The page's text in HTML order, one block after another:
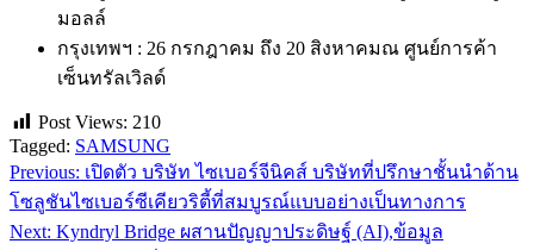
มอลล์
กรุงเทพฯ : 26 กรกฎาคม ถึง 20 สิงหาคมณ ศูนย์การค้า
เซ็นทรัลเวิลด์
Post Views: 210
Tagged: SAMSUNG
แนะแนว
เรื่อง
Previous: เปิดตัว บริษัท ไซเบอร์จีนิคส์ บริษัทที่ปรึกษาชั้นนำด้าน
โซลูชันไซเบอร์ซีเคียวริตี้ที่สมบูรณ์แบบอย่างเป็นทางการ
Next: Kyndryl Bridge ผสานปัญญาประดิษฐ์ (AI),ข้อมูล